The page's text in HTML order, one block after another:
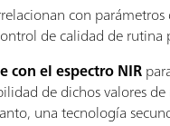
con
de calidad de rutina
con el espectro NIR
de dichos valores
una tecnología